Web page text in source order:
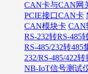
CAN卡与CAN网
PCIE接口CAN卡
CAN模块卡 CAN
RS-232转RS-485
RS-485/232转485
232/RS-485/422转
NB-IoT信号测试